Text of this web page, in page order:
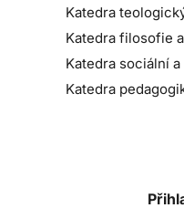
Katedra
Katedra filosofie
Katedra sociální
Katedra